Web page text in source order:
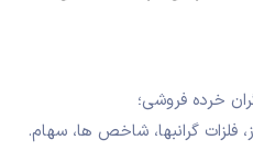
فلزات گرانبها، شاخص ها، سهام.